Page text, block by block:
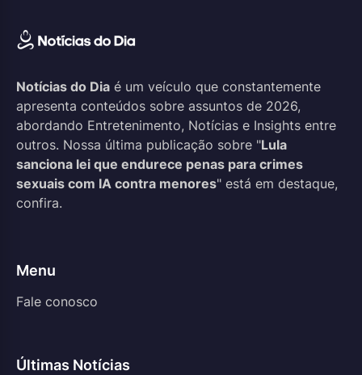
Notícias do Dia é um veículo que constantemente
apresenta conteúdos sobre assuntos de 2026,
abordando Entretenimento, Notícias e Insights entre
outros. Nossa última publicação sobre "Lula
sanciona lei que endurece penas para crimes
sexuais com IA contra menores" está em destaque,
confira.
Menu
Fale conosco
Últimas Notícias